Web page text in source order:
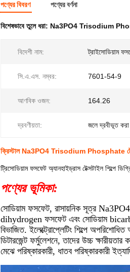
পণ্যের বিবরণ পণ্যের বর্ণনা
বিশেষভাবে তুলে ধরা: Na3PO4 Trisodium
বিদেশী নাম: ট্রাইসোডিয়াম
সি.এ.এস. নম্বর: 7601-54-9
আণবিক ওজন: 164.26
দ্রবণীয়তা: জলে দ্রবীভূত
ক্রিস্টাল Na3PO4 Trisodium Phosphate
ট্রিসোডিয়াম ফসফেট অ্যানহাইড্রাস টেক্সটাইল শিল্পে
পণ্যের ভূমিকা:
সোডিয়াম ফসফেট, রাসায়নিক সূত্র
dihydrogen ফসফেট এবং সোডিয়াম
বিভাজিত. ইলেক্ট্রোপ্লেটিং শিল্পে
ডিটারজেন্ট ফর্মুলেশনে, তাদের উচ্চ
মেঝে পরিষ্কারকারী, ধাতব পরিষ্কারকারী